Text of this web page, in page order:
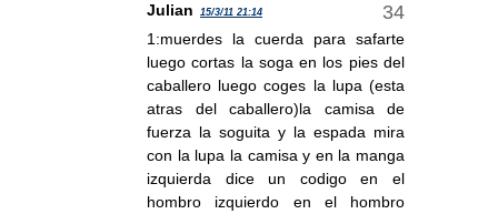
Julian 15/3/11 21:14
1:muerdes la cuerda para safarte
luego cortas la soga en los pies del
caballero luego coges la lupa (esta
atras del caballero)la camisa de
fuerza la soguita y la espada mira
con la lupa la camisa y en la manga
izquierda dice un codigo en el
hombro izquierdo en el hombro